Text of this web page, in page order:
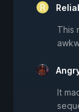
This
It